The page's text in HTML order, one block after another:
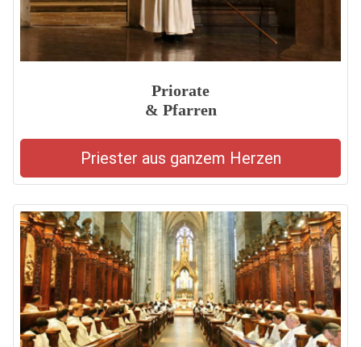
Priorate
& Pfarren
Priester aus ganzem Herzen